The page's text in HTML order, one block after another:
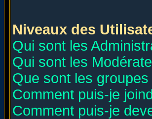
Niveaux des
Qui sont les
Qui sont les
Que sont les
Comment puis-je
Comment puis-je